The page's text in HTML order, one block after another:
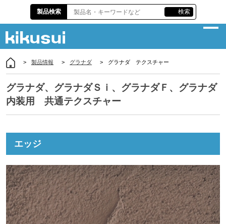
企業情報
サスティナビリティ
製品情報
各種資料
株主・投資家情報
責任施工
お問い合わせ
製品検索 検索
製品情報 グラナダ グラナダ テクスチャー
グラナダ、グラナダＳｉ、グラナダＦ、グラナダ
内装用 共通テクスチャー
エッジ